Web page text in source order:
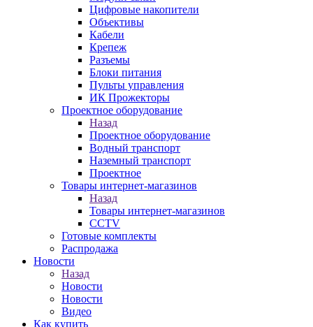
Цифровые накопители
Объективы
Кабели
Крепеж
Разъемы
Блоки питания
Пульты управления
ИК Прожекторы
Проектное оборудование
Назад
Проектное оборудование
Водный транспорт
Наземный транспорт
Проектное
Товары интернет-магазинов
Назад
Товары интернет-магазинов
CCTV
Готовые комплекты
Распродажа
Новости
Назад
Новости
Новости
Видео
Как купить